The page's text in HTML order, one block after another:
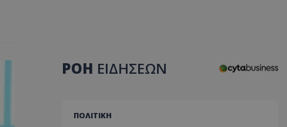
ΡΟΗ ΕΙΔΗΣΕΩΝ
ΠΟΛΙΤΙΚΗ